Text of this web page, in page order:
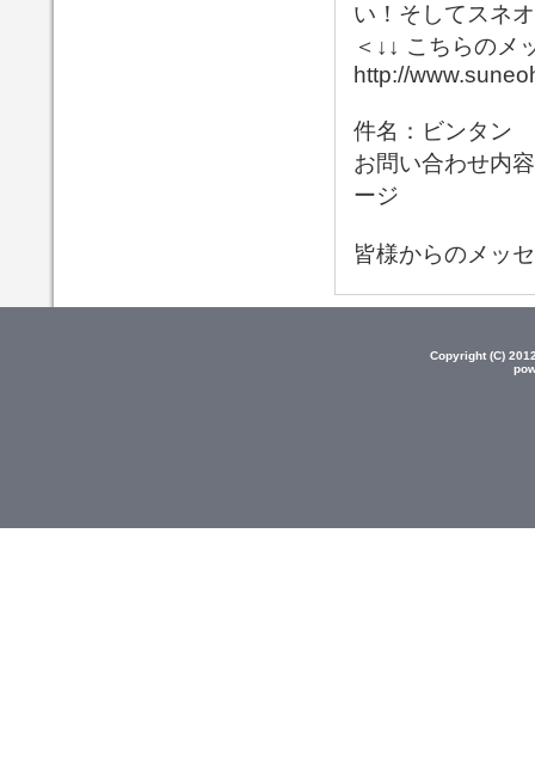
い！そしてスネ
＜↓↓ こちらのメ
http://
件名：ビンタン
お問い合わせ内
ージ
皆様からのメッ
Copyright (C)